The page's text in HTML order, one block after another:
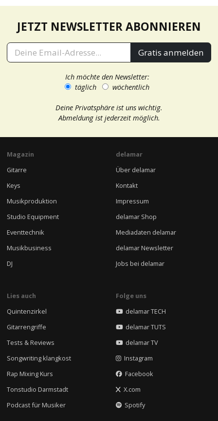
JETZT NEWSLETTER ABONNIEREN
Gratis anmelden
Ich möchte den Newsletter:
täglich
wöchentlich
Deine Privatsphäre ist uns wichtig.
Abmeldung ist jederzeit möglich.
Magazin
Gitarre
Keys
Musikproduktion
Studio Equipment
Eventtechnik
Musikbusiness
DJ
delamar
Über delamar
Kontakt
Impressum
delamar Shop
Mediadaten delamar
delamar Newsletter
Jobs bei delamar
Lies auch
Quintenzirkel
Gitarrengriffe
Tests & Reviews
Songwriting klangkost
Rap Mixing Kurs
Tonstudio Darmstadt
Podcast für Musiker
Folge uns
delamar TECH
delamar TUTS
delamar TV
Instagram
Facebook
X.com
Spotify